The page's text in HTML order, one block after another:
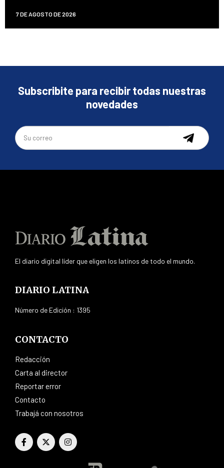
7 DE AGOSTO DE 2026
Subscribite para recibir todas nuestras
novedades
El diario digital líder que eligen los latinos de todo el mundo.
DIARIO LATINA
Número de Edición : 1395
CONTACTO
Redacción
Carta al director
Reportar error
Contacto
Trabajá con nosotros